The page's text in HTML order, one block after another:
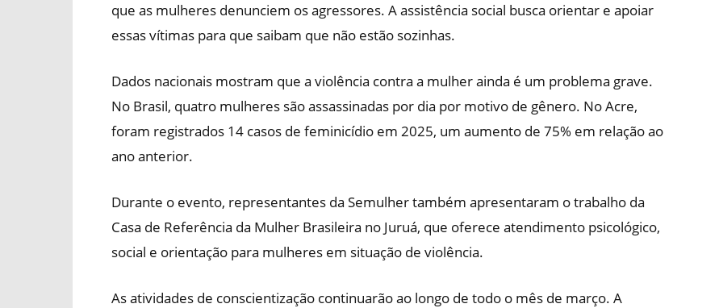
que as mulheres denunciem os agressores. A assistência social busca orientar e apoiar
essas vítimas para que saibam que não estão sozinhas.
Dados nacionais mostram que a violência contra a mulher ainda é um problema grave.
No Brasil, quatro mulheres são assassinadas por dia por motivo de gênero. No Acre,
foram registrados 14 casos de feminicídio em 2025, um aumento de 75% em relação ao
ano anterior.
Durante o evento, representantes da Semulher também apresentaram o trabalho da
Casa de Referência da Mulher Brasileira no Juruá, que oferece atendimento psicológico,
social e orientação para mulheres em situação de violência.
As atividades de conscientização continuarão ao longo de todo o mês de março. A